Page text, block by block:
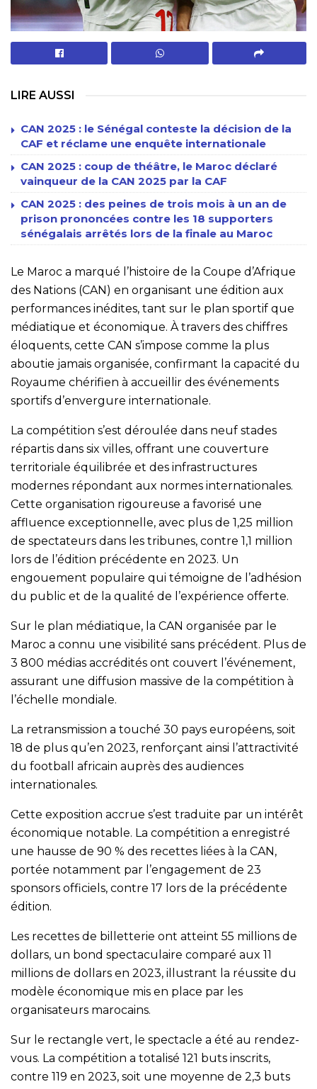
LIRE AUSSI
CAN 2025 : le Sénégal conteste la décision de la
CAF et réclame une enquête internationale
CAN 2025 : coup de théâtre, le Maroc déclaré
vainqueur de la CAN 2025 par la CAF
CAN 2025 : des peines de trois mois à un an de
prison prononcées contre les 18 supporters
sénégalais arrêtés lors de la finale au Maroc
Le Maroc a marqué l’histoire de la Coupe d’Afrique
des Nations (CAN) en organisant une édition aux
performances inédites, tant sur le plan sportif que
médiatique et économique. À travers des chiffres
éloquents, cette CAN s’impose comme la plus
aboutie jamais organisée, confirmant la capacité du
Royaume chérifien à accueillir des événements
sportifs d’envergure internationale.
La compétition s’est déroulée dans neuf stades
répartis dans six villes, offrant une couverture
territoriale équilibrée et des infrastructures
modernes répondant aux normes internationales.
Cette organisation rigoureuse a favorisé une
affluence exceptionnelle, avec plus de 1,25 million
de spectateurs dans les tribunes, contre 1,1 million
lors de l’édition précédente en 2023. Un
engouement populaire qui témoigne de l’adhésion
du public et de la qualité de l’expérience offerte.
Sur le plan médiatique, la CAN organisée par le
Maroc a connu une visibilité sans précédent. Plus de
3 800 médias accrédités ont couvert l’événement,
assurant une diffusion massive de la compétition à
l’échelle mondiale.
La retransmission a touché 30 pays européens, soit
18 de plus qu’en 2023, renforçant ainsi l’attractivité
du football africain auprès des audiences
internationales.
Cette exposition accrue s’est traduite par un intérêt
économique notable. La compétition a enregistré
une hausse de 90 % des recettes liées à la CAN,
portée notamment par l’engagement de 23
sponsors officiels, contre 17 lors de la précédente
édition.
Les recettes de billetterie ont atteint 55 millions de
dollars, un bond spectaculaire comparé aux 11
millions de dollars en 2023, illustrant la réussite du
modèle économique mis en place par les
organisateurs marocains.
Sur le rectangle vert, le spectacle a été au rendez-
vous. La compétition a totalisé 121 buts inscrits,
contre 119 en 2023, soit une moyenne de 2,3 buts